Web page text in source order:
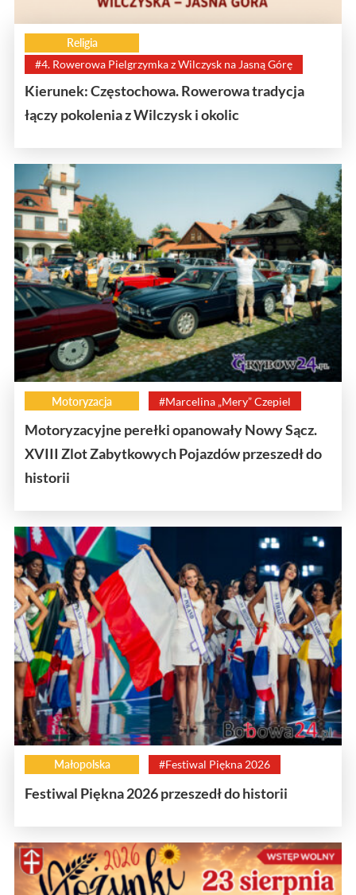
Religia
#4. Rowerowa Pielgrzymka z Wilczysk na Jasną Górę
Kierunek: Częstochowa. Rowerowa tradycja
łączy pokolenia z Wilczysk i okolic
Motoryzacja #Marcelina „Mery” Czepiel
Motoryzacyjne perełki opanowały Nowy Sącz.
XVIII Zlot Zabytkowych Pojazdów przeszedł do
historii
Małopolska #Festiwal Piękna 2026
Festiwal Piękna 2026 przeszedł do historii